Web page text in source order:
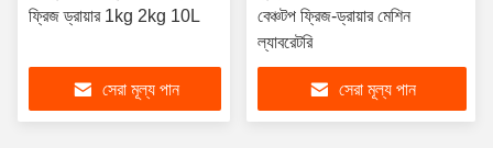
ফ্রিজ ড্রায়ার 1kg 2kg 10L
সেরা মূল্য পান
বেঞ্চটপ ফ্রিজ-ড্রায়ার মেশিন
ল্যাবরেটরি
সেরা মূল্য পান